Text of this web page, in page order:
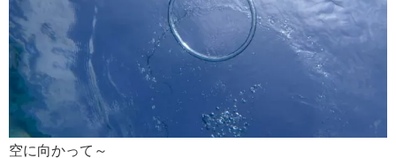
空に向かって～